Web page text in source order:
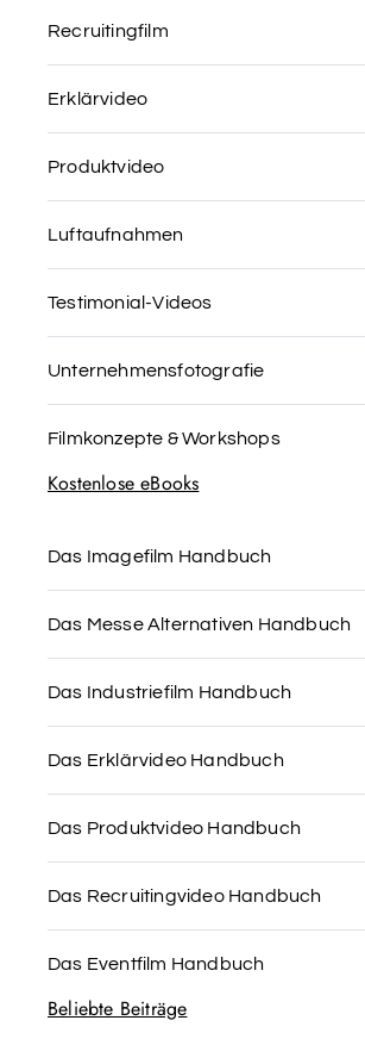
Recruitingfilm
Erklärvideo
Produktvideo
Luftaufnahmen
Testimonial-Videos
Unternehmensfotografie
Filmkonzepte & Workshops
Kostenlose eBooks
Das Imagefilm Handbuch
Das Messe Alternativen Handbuch
Das Industriefilm Handbuch
Das Erklärvideo Handbuch
Das Produktvideo Handbuch
Das Recruitingvideo Handbuch
Das Eventfilm Handbuch
Beliebte Beiträge